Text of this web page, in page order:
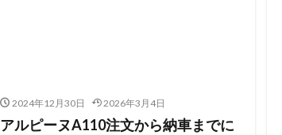
2024年12月30日 2026年3月4日
アルピーヌA110注文から納車までに